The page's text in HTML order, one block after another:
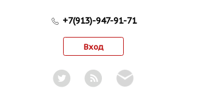
+7(913)-947-91-71
Вход